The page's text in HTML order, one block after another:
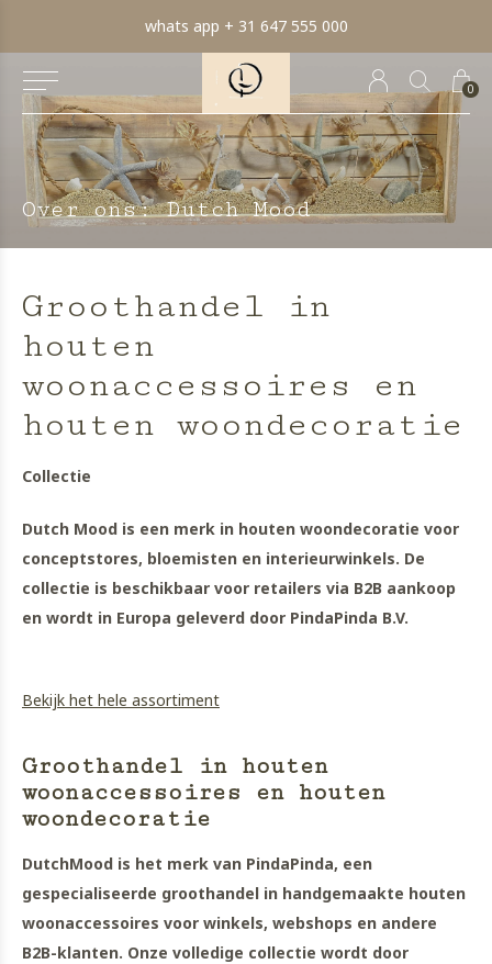
0
whats app + 31 647 555 000
Over ons: Dutch Mood
Groothandel in
houten
woonaccessoires en
houten woondecoratie
Collectie
Dutch Mood is een merk in houten woondecoratie voor
conceptstores, bloemisten en interieurwinkels. De
collectie is beschikbaar voor retailers via B2B aankoop
en wordt in Europa geleverd door PindaPinda B.V.
Bekijk het hele assortiment
Groothandel in houten
woonaccessoires en houten
woondecoratie
DutchMood is het merk van PindaPinda, een
gespecialiseerde groothandel in handgemaakte houten
woonaccessoires voor winkels, webshops en andere
B2B-klanten. Onze volledige collectie wordt door